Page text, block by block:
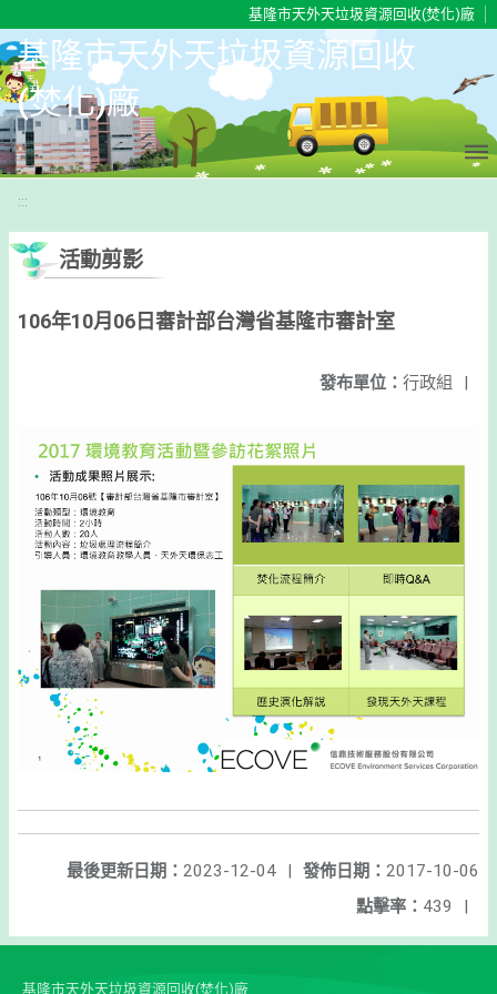
基隆市天外天垃圾資源回收(焚化)廠
基隆市天外天垃圾資源回收
(焚化)廠
:::
活動剪影
106年10月06日審計部台灣省基隆市審計室
發布單位： 行政組 |
發佈日期： 2017-10-06
最後更新日期： 2023-12-04
|
點擊率： 439 |
基隆市天外天垃圾資源回收(焚化)廠